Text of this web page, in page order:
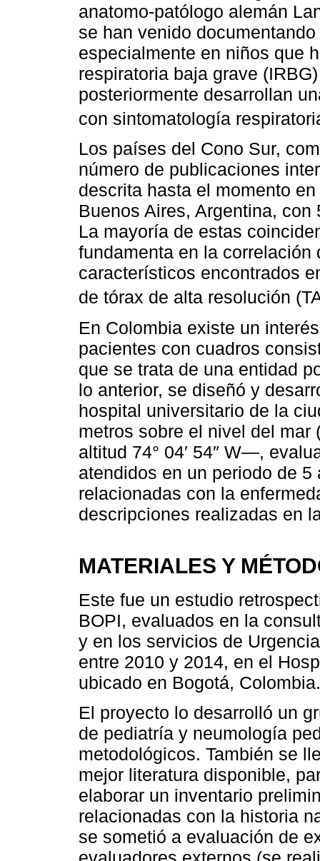
anatomo-patólogo alemán
se han venido
especialmente en niños que
respiratoria baja grave
posteriormente desarrollan
con sintomatología
Los países del Cono Sur,
número de publicaciones
descrita hasta el momento
Buenos Aires, Argentina,
La mayoría de estas
fundamenta en la
característicos encontrados
de tórax de alta resolución
En Colombia existe un
pacientes con cuadros
que se trata de una entidad
lo anterior, se diseñó y
hospital universitario de la
metros sobre el nivel del mar
altitud 74° 04′ 54″ W—,
atendidos en un periodo de
relacionadas con la
descripciones realizadas en
MATERIALES Y
Este fue un estudio
BOPI, evaluados en la
y en los servicios de
entre 2010 y 2014, en el
ubicado en Bogotá, Colombia.
El proyecto lo desarrolló un
de pediatría y neumología
metodológicos. También se
mejor literatura disponible,
elaborar un inventario
relacionadas con la historia
se sometió a evaluación de